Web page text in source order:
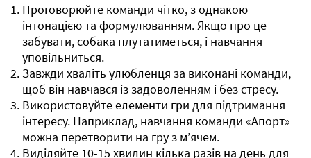
Проговорюйте команди чітко, з однакою
інтонацією та формулюванням. Якщо про це
забувати, собака плутатиметься, і навчання
уповільниться.
Завжди хваліть улюбленця за виконані команди,
щоб він навчався із задоволенням і без стресу.
Використовуйте елементи гри для підтримання
інтересу. Наприклад, навчання команди «Апорт»
можна перетворити на гру з м’ячем.
Виділяйте 10-15 хвилин кілька разів на день для